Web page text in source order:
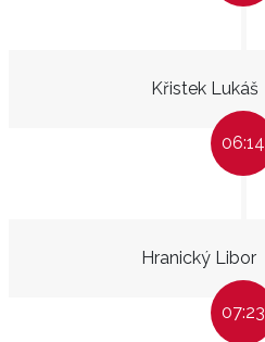
Křistek Lukáš
06:14
Hranický Libor
07:23